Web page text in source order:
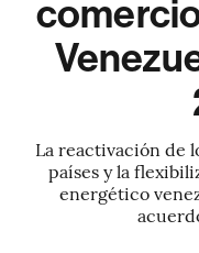
La reactivación de
países y la
energético